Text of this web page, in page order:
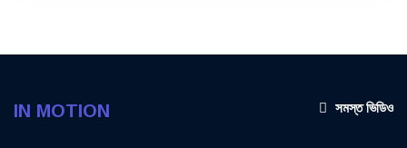
IN MOTION সমস্ত ভিডিও